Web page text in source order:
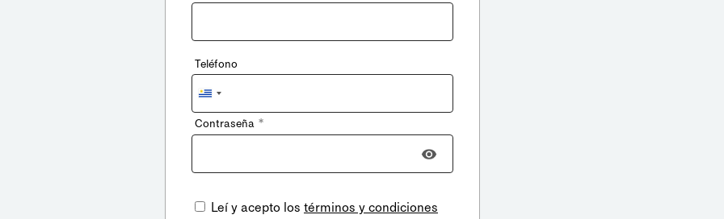
Teléfono
Uruguay
+598
Contraseña *
Leí y acepto los términos y condiciones